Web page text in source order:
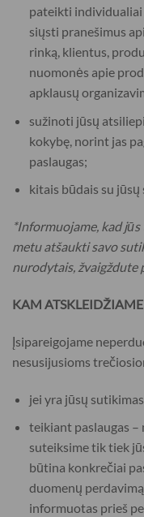
pateikti
siųsti pranešimus
rinką, klientus,
nuomonės apie
apklausų
sužinoti jūsų
kokybę, norint jas
paslaugas;
kitais būdais su jūsų
*Informuojame, kad
metu atšaukti savo
nurodytais, žvaigždute
KAM
Įsipareigojame
nesusijusioms
jei yra jūsų
teikiant paslaugas –
suteiksime tik tiek
būtina konkrečiai
duomenų
informuotas prieš